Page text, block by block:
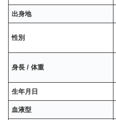
出身地
性別
身長 / 体重
生年月日
血液型